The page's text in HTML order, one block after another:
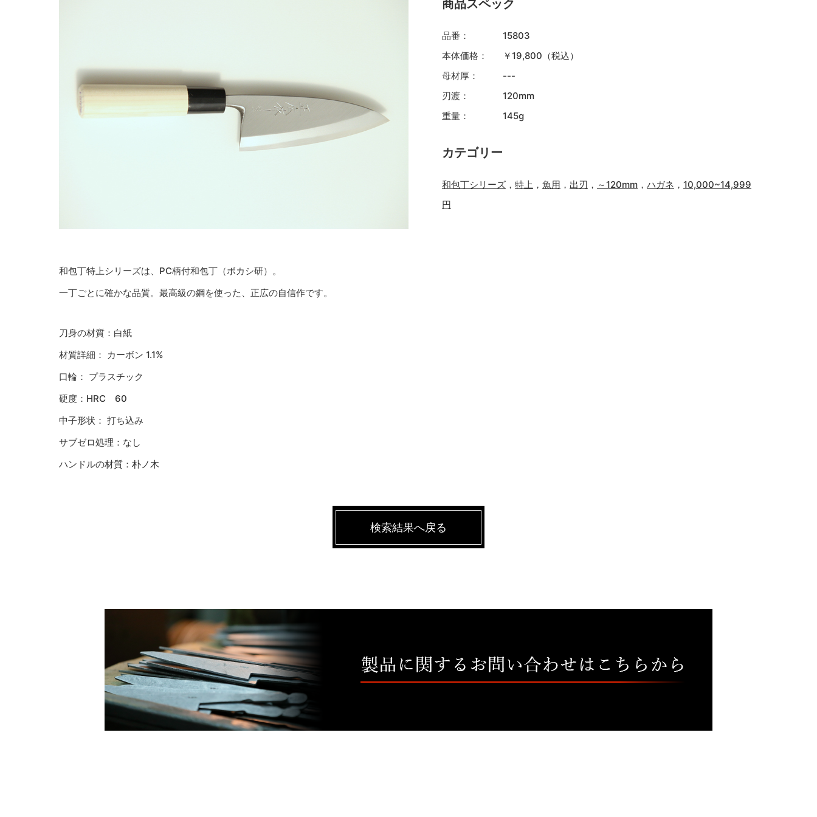
商品スペック
品番：
15803
本体価格：
￥19,800（税込）
母材厚：
---
刃渡：
120mm
重量：
145g
カテゴリー
和包丁シリーズ ， 特上 ， 魚用 ， 出刃 ， ～120mm ， ハガネ ， 10,000~14,999
円
和包丁特上シリーズは、PC柄付和包丁（ボカシ研）。
一丁ごとに確かな品質。最高級の鋼を使った、正広の自信作です。
刀身の材質：白紙
材質詳細： カーボン 1.1%
口輪： プラスチック
硬度：HRC 60
中子形状： 打ち込み
サブゼロ処理：なし
ハンドルの材質：朴ノ木
検索結果へ戻る